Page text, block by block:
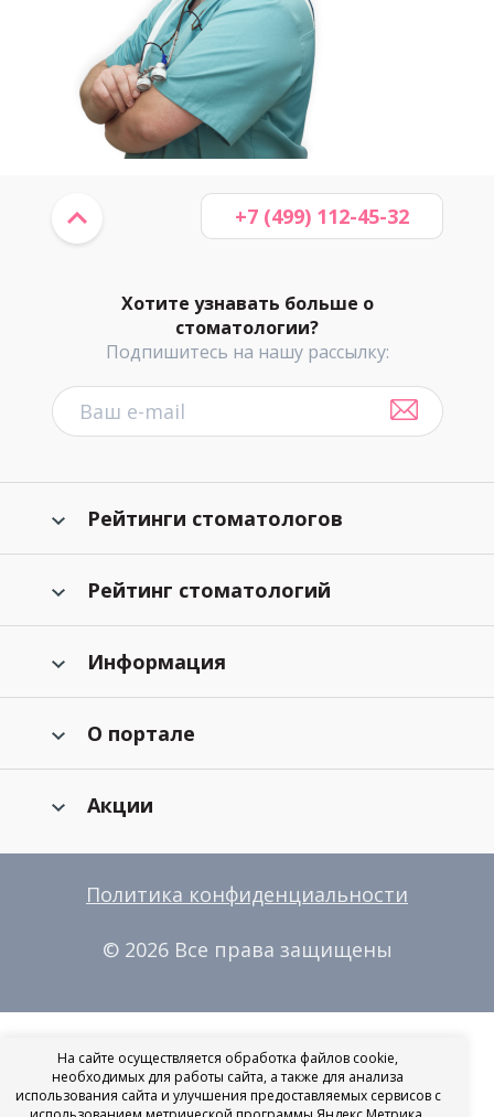
Хотите узнавать больше о
стоматологии?
Подпишитесь на нашу рассылку:
+7 (499) 112-45-32
Рейтинги стоматологов
Рейтинг стоматологий
Информация
О портале
Акции
Политика конфиденциальности
© 2026 Все права защищены
На сайте осуществляется обработка файлов cookie,
необходимых для работы сайта, а также для анализа
использования сайта и улучшения предоставляемых сервисов с